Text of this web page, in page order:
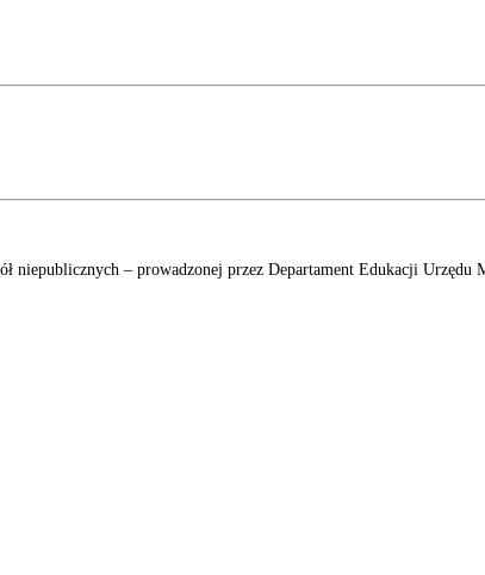
niepublicznych – prowadzonej przez Departament Edukacji